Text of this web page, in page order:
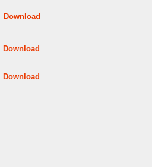
Download
Download
Download